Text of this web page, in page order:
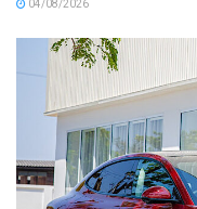
04/08/2026